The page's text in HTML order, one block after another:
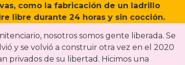
como la fabricación de un ladrillo
libre durante 24 horas y sin cocción.
nosotros somos gente liberada. Se
y se volvió a construir otra vez en el 2020
privados de su libertad. Hicimos una